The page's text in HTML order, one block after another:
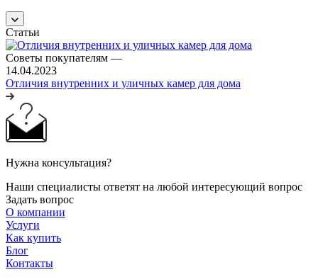
Статьи
Советы покупателям —
14.04.2023
Отличия внутренних и уличных камер для дома
Нужна консультация?
Наши специалисты ответят на любой интересующий вопрос
Задать вопрос
О компании
Услуги
Как купить
Блог
Контакты